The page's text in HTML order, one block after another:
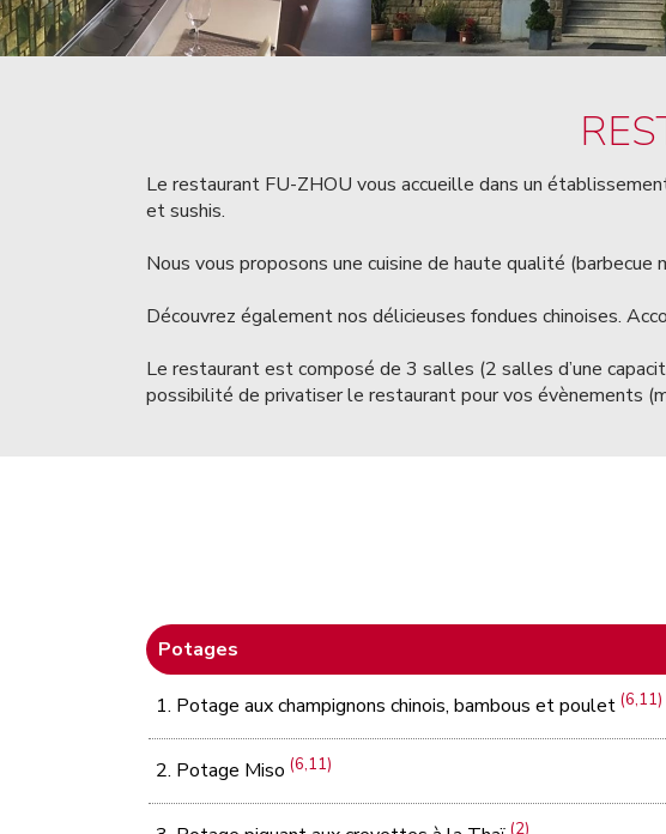
Le restaurant FU-ZHOU vous accueille dans un
et sushis.
Nous vous proposons une cuisine de haute qualité (barbecue
Découvrez également nos délicieuses fondues chinoises.
Le restaurant est composé de 3 salles (2 salles d’une
possibilité de privatiser le restaurant pour vos évènements
Potages
1. Potage aux champignons chinois, bambous et poulet (6,11)
2. Potage Miso (6,11)
(2)